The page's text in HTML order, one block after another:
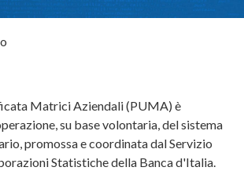
Matrici Aziendali (PUMA) è
su base volontaria, del sistema
promossa e coordinata dal Servizio
Statistiche della Banca d'Italia.